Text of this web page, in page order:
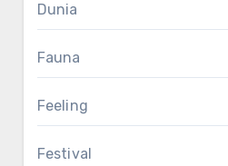
Dunia
Fauna
Feeling
Festival